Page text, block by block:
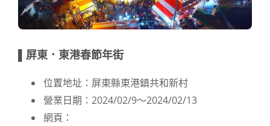
▌屏東．東港春節年街
位置地址：屏東縣東港鎮共和新村
營業日期：2024/02/9～2024/02/13
網頁：